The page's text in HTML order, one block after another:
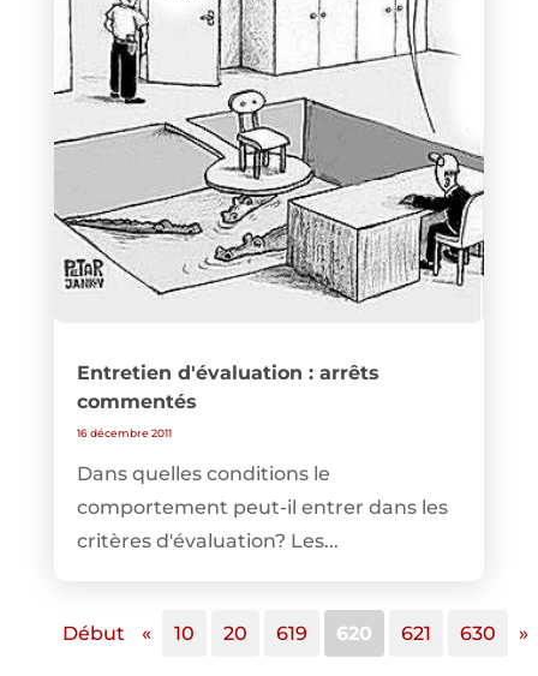
Entretien d'évaluation : arrêts
commentés
16 décembre 2011
Dans quelles conditions le
comportement peut-il entrer dans les
critères d'évaluation? Les...
Début « 10 20 619 620 621 630 »